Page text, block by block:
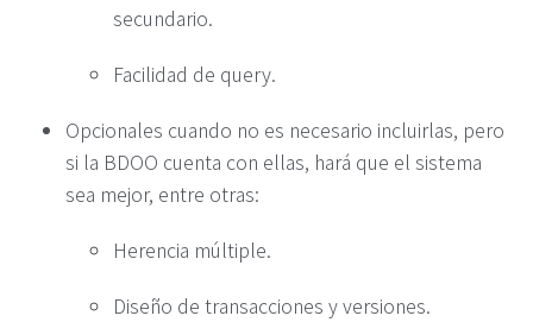
secundario.
Facilidad de query.
Opcionales cuando no es necesario incluirlas, pero
si la BDOO cuenta con ellas, hará que el sistema
sea mejor, entre otras:
Herencia múltiple.
Diseño de transacciones y versiones.